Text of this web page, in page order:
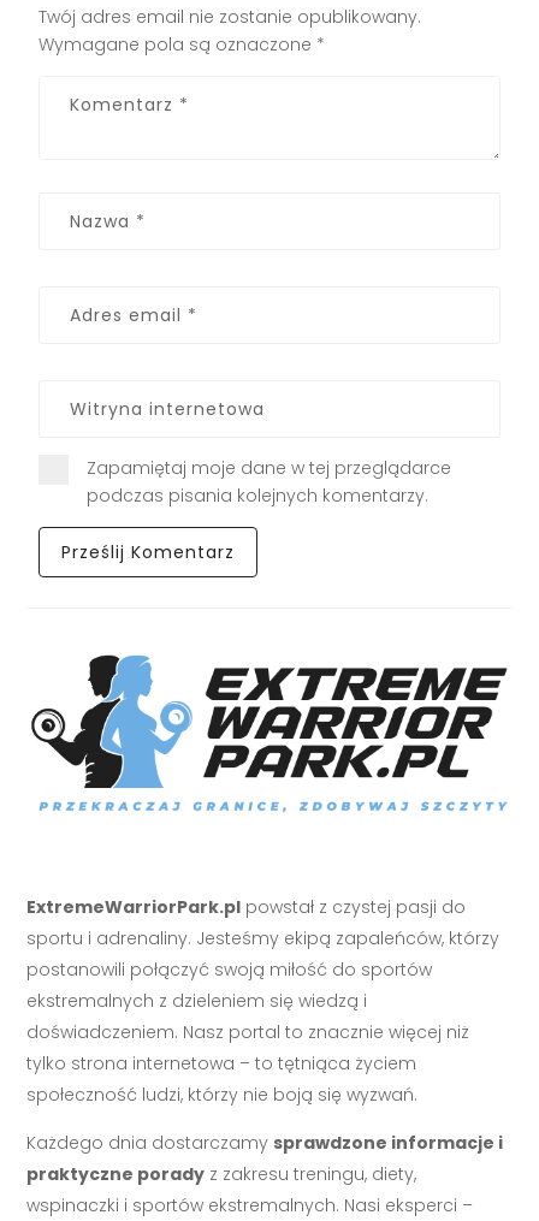
Twój adres email nie zostanie opublikowany.
Wymagane pola są oznaczone *
Zapamiętaj moje dane w tej przeglądarce
podczas pisania kolejnych komentarzy.
ExtremeWarriorPark.pl powstał z czystej pasji do
sportu i adrenaliny. Jesteśmy ekipą zapaleńców, którzy
postanowili połączyć swoją miłość do sportów
ekstremalnych z dzieleniem się wiedzą i
doświadczeniem. Nasz portal to znacznie więcej niż
tylko strona internetowa – to tętniąca życiem
społeczność ludzi, którzy nie boją się wyzwań.
Każdego dnia dostarczamy sprawdzone informacje i
praktyczne porady z zakresu treningu, diety,
wspinaczki i sportów ekstremalnych. Nasi eksperci –